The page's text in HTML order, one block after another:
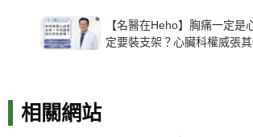
【名醫在Heho】胸痛一定是
定要裝支架？心臟科權威張其
相關網站